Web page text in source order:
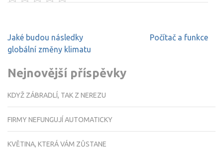
Navigace
pro
Jaké budou následky
globální změny klimatu
Počítač a funkce
Nejnovější příspěvky
KDYŽ ZÁBRADLÍ, TAK Z NEREZU
FIRMY NEFUNGUJÍ AUTOMATICKY
KVĚTINA, KTERÁ VÁM ZŮSTANE